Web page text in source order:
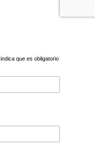
indica que es obligatorio